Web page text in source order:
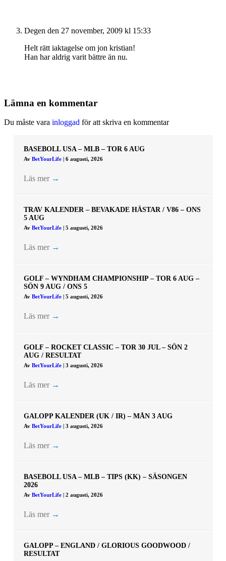
Degen den 27 november, 2009 kl 15:33
Helt rätt iaktagelse om jon kristian!
Han har aldrig varit bättre än nu.
Lämna en kommentar
Du måste vara inloggad för att skriva en kommentar
BASEBOLL USA – MLB – TOR 6 AUG
Av BetYourLife 6 augusti, 2026
Läs mer →
TRAV KALENDER – BEVAKADE HÄSTAR / V86 – ONS
5 AUG
Av BetYourLife 5 augusti, 2026
Läs mer →
GOLF – WYNDHAM CHAMPIONSHIP – TOR 6 AUG –
SÖN 9 AUG / ONS 5
Av BetYourLife 5 augusti, 2026
Läs mer →
GOLF – ROCKET CLASSIC – TOR 30 JUL – SÖN 2
AUG / RESULTAT
Av BetYourLife 3 augusti, 2026
Läs mer →
GALOPP KALENDER (UK / IR) – MÅN 3 AUG
Av BetYourLife 3 augusti, 2026
Läs mer →
BASEBOLL USA – MLB – TIPS (KK) – SÄSONGEN
2026
Av BetYourLife 2 augusti, 2026
Läs mer →
GALOPP – ENGLAND / GLORIOUS GOODWOOD /
RESULTAT